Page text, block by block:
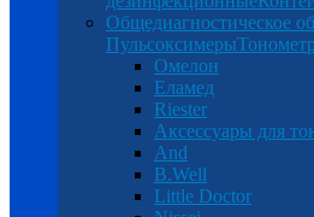
Общедиагностическое
Пульсоксимеры
Омелон
Еламед
Riester
Аксессуары для
And
B.Well
Little Doctor